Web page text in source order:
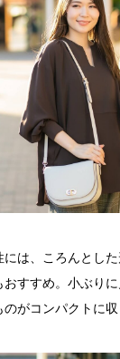
は、ころんとし
すすめ。小ぶり
がコンパクトに収